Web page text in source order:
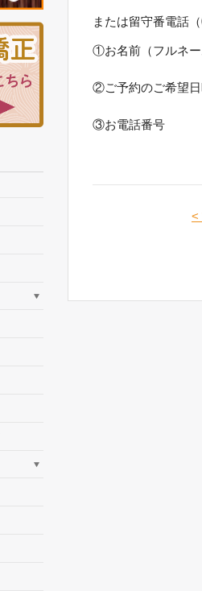
または留守番電話（
①お名前（フルネー
②ご予約のご希望
③お電話番号
<